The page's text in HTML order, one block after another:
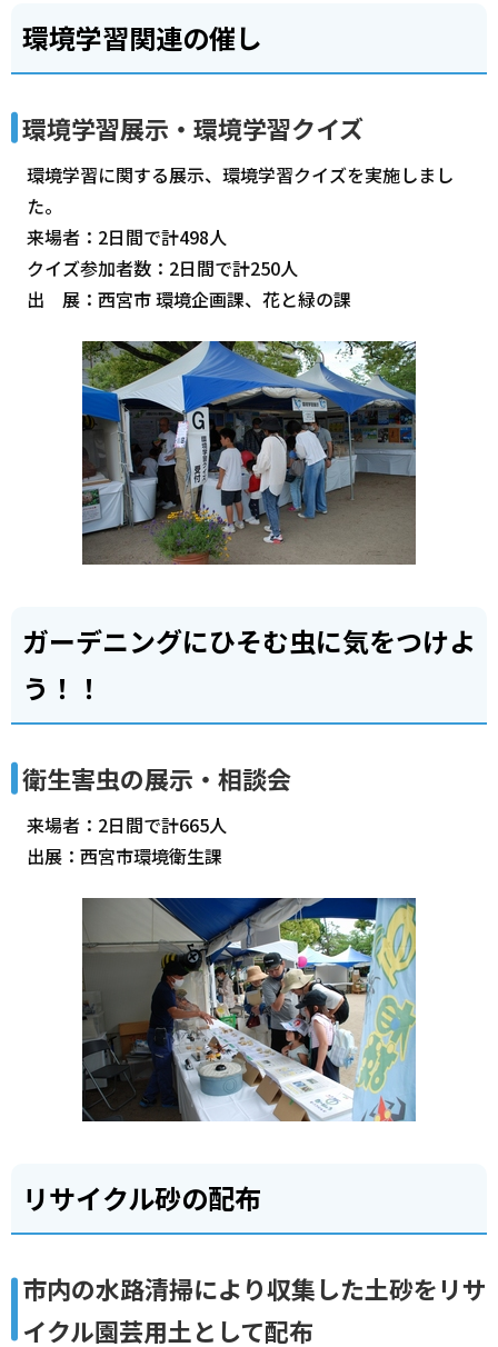
環境学習関連の催し
環境学習展示・環境学習クイズ
環境学習に関する展示、環境学習クイズを実施しまし
た。
来場者：2日間で計498人
クイズ参加者数：2日間で計250人
出 展：西宮市 環境企画課、花と緑の課
ガーデニングにひそむ虫に気をつけよ
う！！
衛生害虫の展示・相談会
来場者：2日間で計665人
出展：西宮市環境衛生課
リサイクル砂の配布
市内の水路清掃により収集した土砂をリサ
イクル園芸用土として配布